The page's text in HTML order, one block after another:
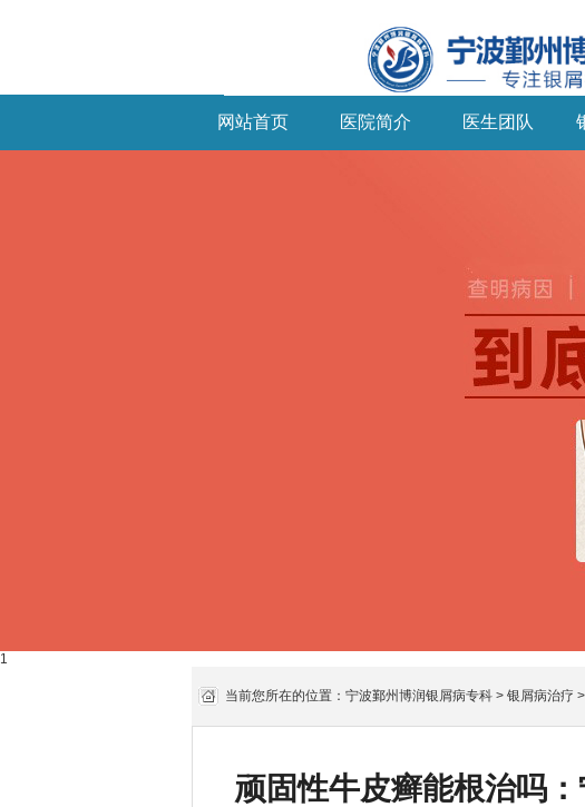
网站首页 医院简介 医生团队
1
当前您所在的位置： 宁波鄞州博润银屑病专科 > 银屑病治疗 >
顽固性牛皮癣能根治吗